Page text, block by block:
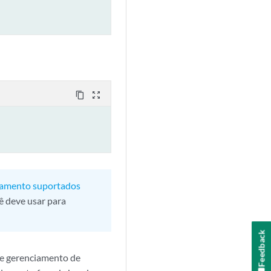
content_copy zoom_out_map
suportados
deve usar para
gerenciamento de
Feedback